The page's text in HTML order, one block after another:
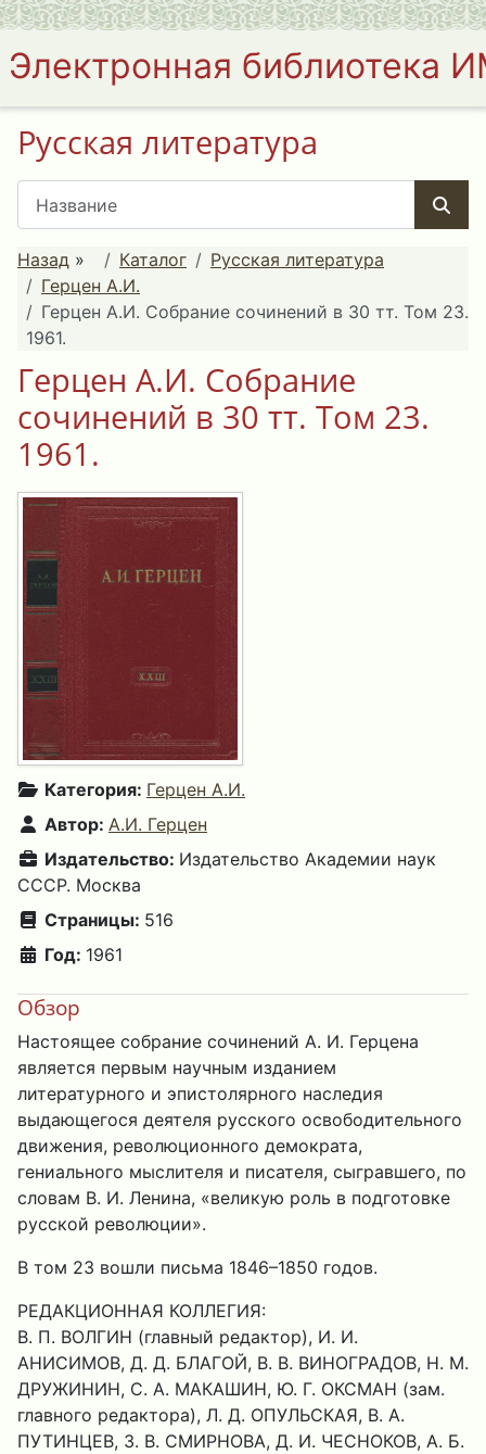
Электронная библиотека
Русская литература
Назад » Каталог
Русская литература
Герцен А.И.
Герцен А.И. Собрание сочинений в 30 тт. Том 23.
1961.
Герцен А.И. Собрание
сочинений в 30 тт. Том 23.
1961.
Категория: Герцен А.И.
Автор: А.И. Герцен
Издательство: Издательство Академии наук
СССР. Москва
Страницы: 516
Год: 1961
Обзор
Настоящее собрание сочинений А. И. Герцена
является первым научным изданием
литературного и эпистолярного наследия
выдающегося деятеля русского освободительного
движения, революционного демократа,
гениального мыслителя и писателя, сыгравшего, по
словам В. И. Ленина, «великую роль в подготовке
русской революции».
В том 23 вошли письма 1846–1850 годов.
РЕДАКЦИОННАЯ КОЛЛЕГИЯ:
В. П. ВОЛГИН (главный редактор), И. И.
АНИСИМОВ, Д. Д. БЛАГОЙ, В. В. ВИНОГРАДОВ, H. М.
ДРУЖИНИН, С. А. МАКАШИН, Ю. Г. ОКСМАН (зам.
главного редактора), Л. Д. ОПУЛЬСКАЯ, В. А.
ПУТИНЦЕВ, З. В. СМИРНОВА, Д. И. ЧЕСНОКОВ, А. Б.